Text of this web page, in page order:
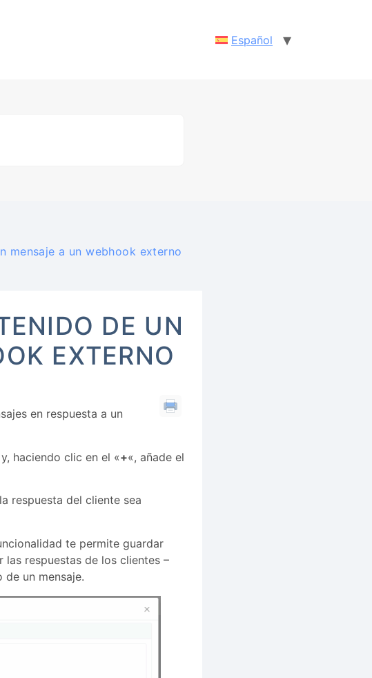
Español
mensaje a un webhook externo
DE UN
EXTERNO
en respuesta a un
haciendo clic en el «+«, añade el
respuesta del cliente sea
te permite guardar
respuestas de los clientes –
un mensaje.